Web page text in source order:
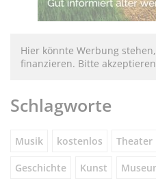
Hier könnte Werbung
finanzieren. Bitte
Schlagworte
Musik kostenlos Theater
Geschichte Kunst